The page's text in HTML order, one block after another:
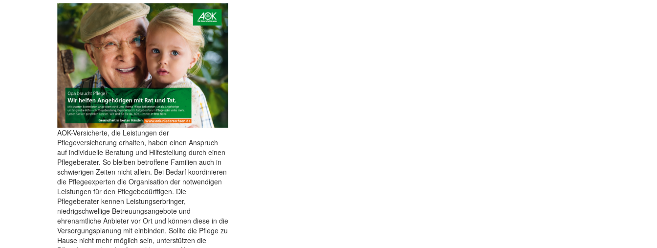
AOK-Versicherte, die Leistungen der
Pflegeversicherung erhalten, haben einen Anspruch
auf individuelle Beratung und Hilfestellung durch einen
Pflegeberater. So bleiben betroffene Familien auch in
schwierigen Zeiten nicht allein. Bei Bedarf koordinieren
die Pflegeexperten die Organisation der notwendigen
Leistungen für den Pflegebedürftigen. Die
Pflegeberater kennen Leistungserbringer,
niedrigschwellige Betreuungsangebote und
ehrenamtliche Anbieter vor Ort und können diese in die
Versorgungsplanung mit einbinden. Sollte die Pflege zu
Hause nicht mehr möglich sein, unterstützen die